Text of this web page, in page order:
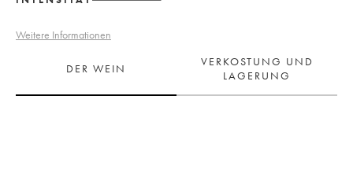
Weitere Informationen
DER WEIN
VERKOSTUNG UND
LAGERUNG